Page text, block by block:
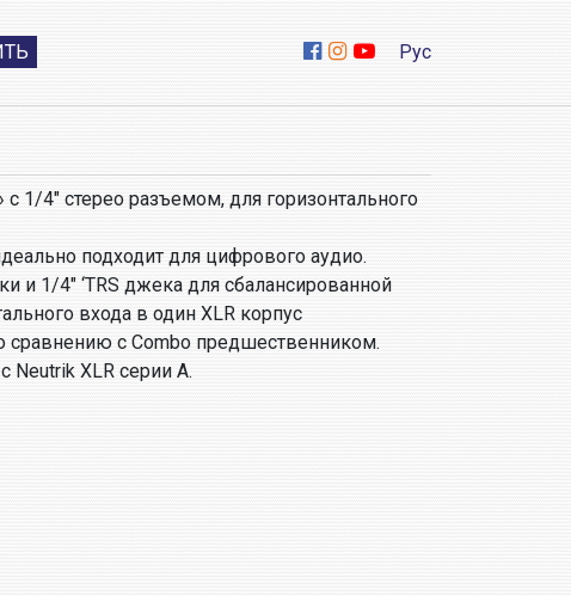
Рус
с 1/4″ стерео разъемом, для горизонтального
подходит для цифрового аудио.
и 1/4″ ‘TRS джека для сбалансированной
входа в один XLR корпус
сравнению с Combo предшественником.
Neutrik XLR серии А.